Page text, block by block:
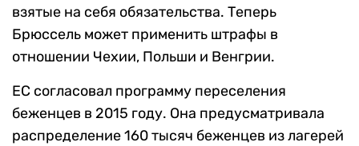
взятые на себя обязательства. Теперь
Брюссель может применить штрафы в
отношении Чехии, Польши и Венгрии.
ЕС согласовал программу переселения
беженцев в 2015 году. Она предусматривала
распределение 160 тысяч беженцев из лагерей